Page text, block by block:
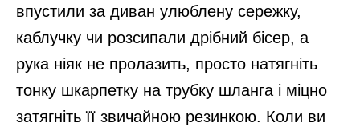
впустили за диван улюблену сережку,
каблучку чи розсипали дрібний бісер, а
рука ніяк не пролазить, просто натягніть
тонку шкарпетку на трубку шланга і міцно
затягніть її звичайною резинкою. Коли ви